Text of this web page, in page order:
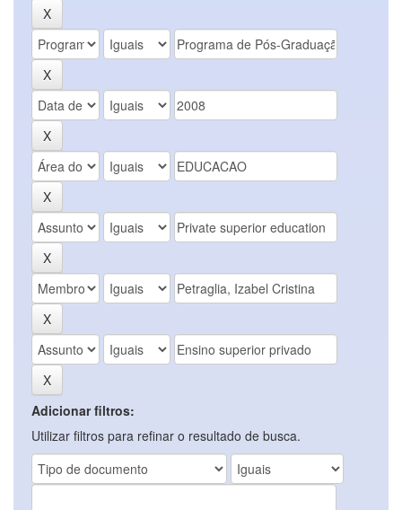
Adicionar filtros:
Utilizar filtros para refinar o resultado de busca.